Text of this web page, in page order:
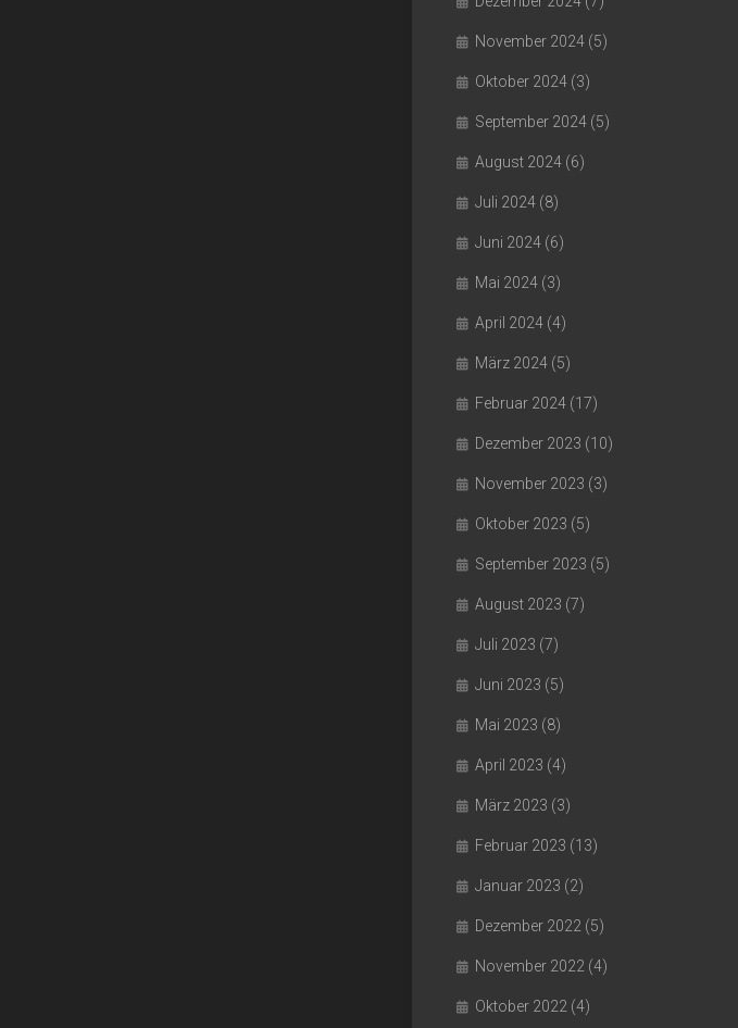
November 2024 (5)
Oktober 2024 (3)
September 2024 (5)
August 2024 (6)
Juli 2024 (8)
Juni 2024 (6)
Mai 2024 (3)
April 2024 (4)
März 2024 (5)
Februar 2024 (17)
Dezember 2023 (10)
November 2023 (3)
Oktober 2023 (5)
September 2023 (5)
August 2023 (7)
Juli 2023 (7)
Juni 2023 (5)
Mai 2023 (8)
April 2023 (4)
März 2023 (3)
Februar 2023 (13)
Januar 2023 (2)
Dezember 2022 (5)
November 2022 (4)
Oktober 2022 (4)